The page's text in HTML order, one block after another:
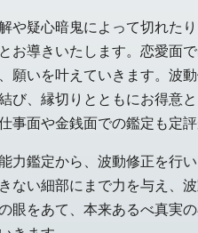
や疑心暗鬼によって切れた
お導きいたします。恋愛面
願いを叶えていきます。波
び、縁切りとともにお得意
事面や金銭面での鑑定も定評
力鑑定から、波動修正を行
ない細部にまで力を与え、
眼をあて、本来あるべ真実